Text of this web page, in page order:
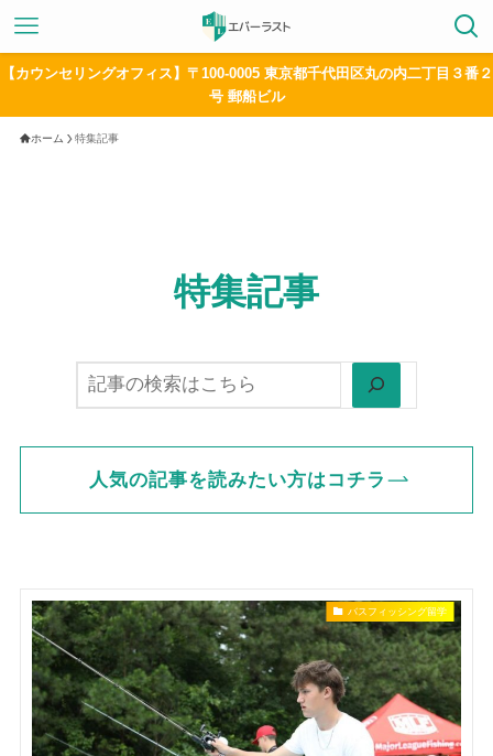
【カウンセリングオフィス】〒100-0005 東京都千代田区丸の内二丁目３番２
号 郵船ビル
ホーム 特集記事
特集記事
人気の記事を読みたい方はコチラ
バスフィッシング留学